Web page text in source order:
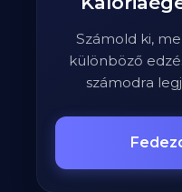
Számold ki,
különböző
számodra